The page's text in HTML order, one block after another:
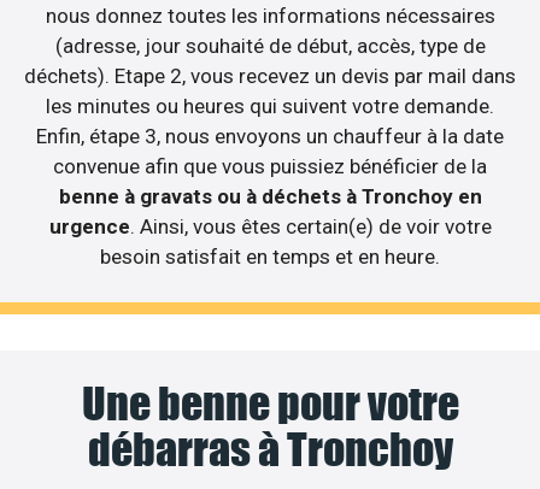
nous donnez toutes les informations nécessaires
(adresse, jour souhaité de début, accès, type de
déchets). Etape 2, vous recevez un devis par mail dans
les minutes ou heures qui suivent votre demande.
Enfin, étape 3, nous envoyons un chauffeur à la date
convenue afin que vous puissiez bénéficier de la
benne à gravats ou à déchets à Tronchoy en
urgence. Ainsi, vous êtes certain(e) de voir votre
besoin satisfait en temps et en heure.
Une benne pour votre
débarras à Tronchoy